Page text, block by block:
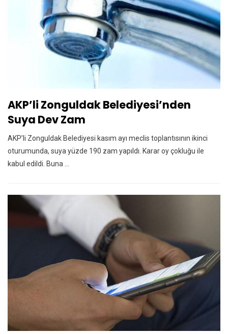
AKP’li Zonguldak Belediyesi’nden
Suya Dev Zam
AKP’li Zonguldak Belediyesi kasım ayı meclis toplantısının ikinci
oturumunda, suya yüzde 190 zam yapıldı. Karar oy çokluğu ile
kabul edildi. Buna ...